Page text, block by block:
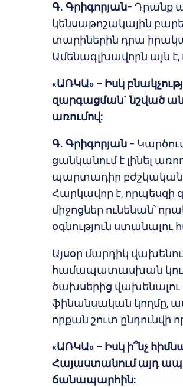
Գ. Գրիգորյան– Դրանք
կենսաթոշակային
տարիներին դրա
Ամենագլխավորն այն է,
«ԱՌԿԱ» – Իսկ
զարգացման`նշված
առումով:
Գ. Գրիգորյան –
ցանկանում է լինել
պարտադիր բժշկական
Հարկավոր է, որպեսզի
միջոցներ ունենան՝
օգնություն ստանալու
Այսօր մարդիկ
համապատասխան
ծախսերից վախենալու
ֆինանսական կողմը,
որքան շուտ ընդունվի
«ԱՌԿԱ» – Իսկ ի՞նչ
Հայաստանում այդ
ճանապարհին: